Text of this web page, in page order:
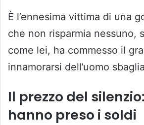
È l’ennesima vittima di una
che non risparmia nessuno,
come lei, ha commesso il
innamorarsi dell’uomo
Il prezzo del
hanno preso i soldi